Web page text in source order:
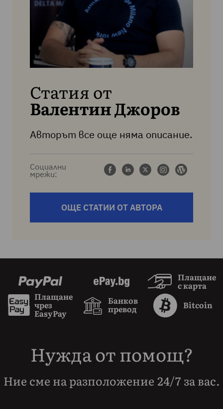
Статия от
Валентин Джоров
Авторът все още няма описание.
Социални
мрежи:
ОЩЕ СТАТИИ ОТ АВТОРА
Плащане
с карта
Плащане
чрез
EasyPay
Банков
превод
Bitcoin
Нужда от помощ?
Ние сме на разположение 24/7 за вас.